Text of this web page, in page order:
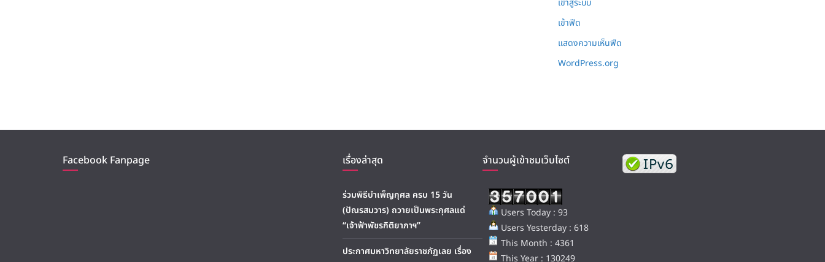
เข้าสู่ระบบ
เข้าฟีด
แสดงความเห็นฟีด
WordPress.org
Facebook Fanpage เรื่องล่าสุด
ร่วมพิธีบำเพ็ญกุศล ครบ 15 วัน
(ปัณรสมวาร) ถวายเป็นพระกุศลแด่
“เจ้าฟ้าพัชรกิติยาภาฯ”
ประกาศมหาวิทยาลัยราชภัฏเลย เรื่อง
จำนวนผู้เข้าชมเว็บไซต์
Users Today : 93
Users Yesterday : 618
This Month : 4361
This Year : 130249